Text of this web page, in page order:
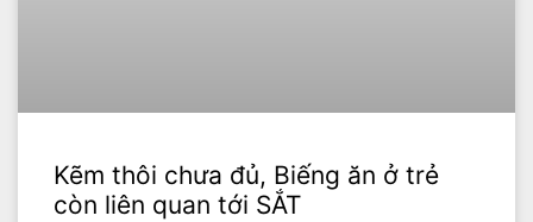
Kẽm thôi chưa đủ, Biếng ăn ở trẻ
còn liên quan tới SẮT